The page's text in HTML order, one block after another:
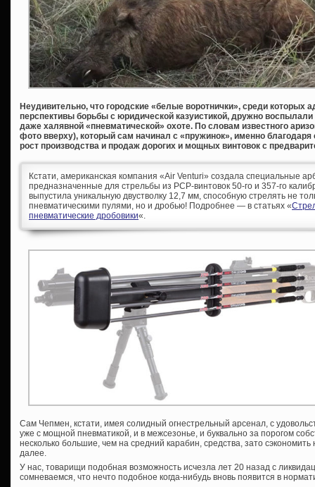
Неудивительно, что городские «белые воротнички», среди которых
перспективы борьбы с юридической казуистикой, дружно
даже халявной «пневматической» охоте. По словам известного
фото вверху), который сам начинал с «пружинок», именно
рост производства и продаж дорогих и мощных винтовок с
Кстати, американская компания «Air Venturi» создала специальные
предназначенные для стрельбы из PCP-винтовок 50-го и 357-го
выпустила уникальную двустволку 12,7 мм, способную стрелять не
пневматическими пулями, но и дробью! Подробнее — в статьях «
пневматические дробовики«.
Сам Чепмен, кстати, имея солидный огнестрельный арсенал, с
уже с мощной пневматикой, и в межсезонье, и буквально за порогом
несколько большие, чем на средний карабин, средства, зато сэкономить
далее.
У нас, товарищи подобная возможность исчезла лет 20 назад с
сомневаемся, что нечто подобное когда-нибудь вновь появится в